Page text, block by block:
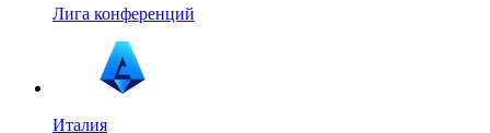
Лига конференций
Италия